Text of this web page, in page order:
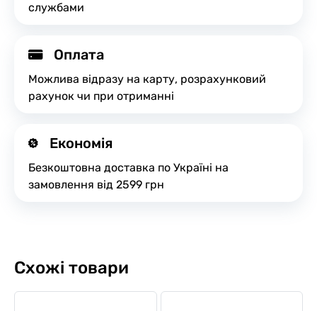
службами
Оплата
Можлива відразу на карту, розрахунковий
рахунок чи при отриманні
Економія
Безкоштовна доставка по Україні на
замовлення від 2599 грн
Схожі товари